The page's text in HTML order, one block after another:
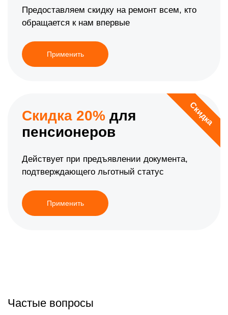
Предоставляем скидку на ремонт всем, кто
обращается к нам впервые
Применить
Скидка
Скидка 20% для
пенсионеров
Действует при предъявлении документа,
подтверждающего льготный статус
Применить
Частые вопросы